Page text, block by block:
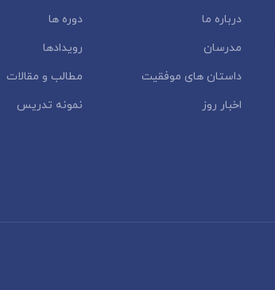
درباره ما
دوره ها
مدرسان
رویدادها
داستان‌ های موفقیت
مطالب و مقالات
اخبار روز
نمونه تدریس